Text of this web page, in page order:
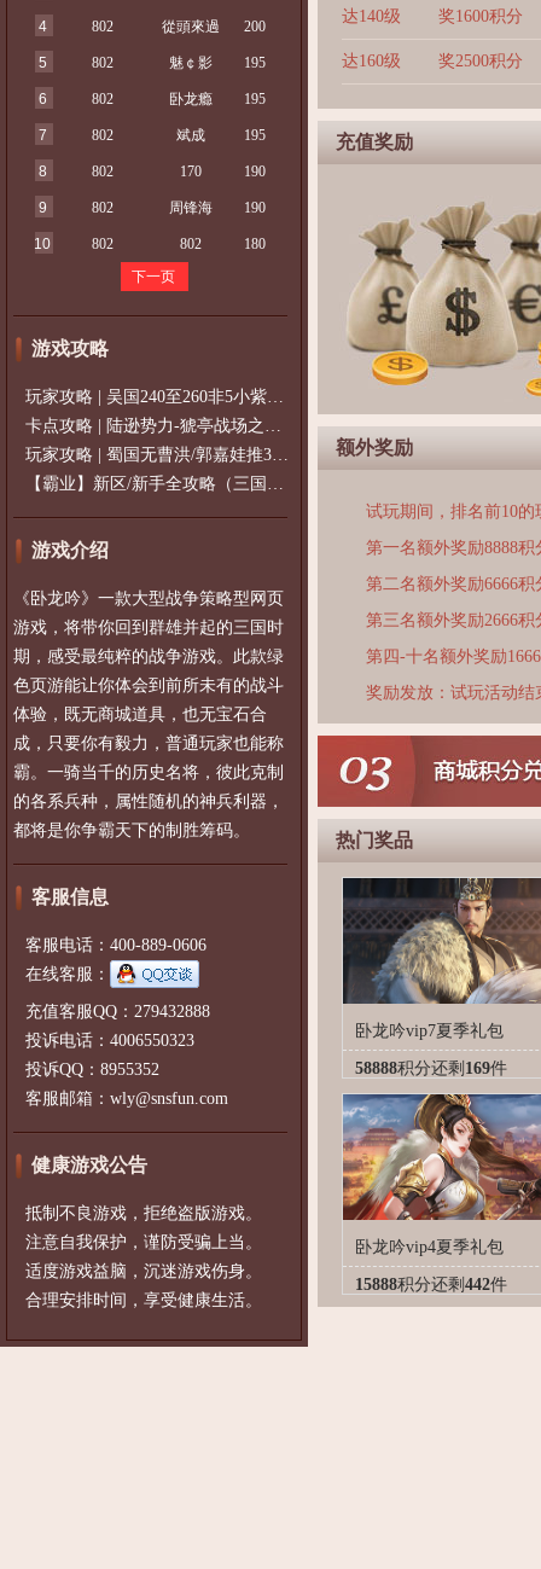
4 802 從頭來過 200
5 802 魅￠影 195
6 802 卧龙瘾 195
7 802 斌成 195
8 802 170 190
9 802 周锋海 190
10 802 802
180
下一页
游戏攻略
玩家攻略 | 吴国240至260非5小紫过策免
卡点攻略 | 陆逊势力-猇亭战场之陆逊
玩家攻略 | 蜀国无曹洪/郭嘉娃推375级，
【霸业】新区/新手全攻略（三国通用）2
游戏介绍
《卧龙吟》一款大型战争策略型网页
游戏，将带你回到群雄并起的三国时
期，感受最纯粹的战争游戏。此款绿
色页游能让你体会到前所未有的战斗
体验，既无商城道具，也无宝石合
成，只要你有毅力，普通玩家也能称
霸。一骑当千的历史名将，彼此克制
的各系兵种，属性随机的神兵利器，
都将是你争霸天下的制胜筹码。
客服信息
客服电话：400-889-0606
在线客服：
充值客服QQ：279432888
投诉电话：4006550323
投诉QQ：8955352
客服邮箱：wly@snsfun.com
健康游戏公告
抵制不良游戏，拒绝盗版游戏。
注意自我保护，谨防受骗上当。
适度游戏益脑，沉迷游戏伤身。
合理安排时间，享受健康生活。
达140级 奖1600积分
达160级 奖2500积分
充值奖励
额外奖励
试玩期间，排名前10
第一名额外奖励8888积
第二名额外奖励6666积
第三名额外奖励2666积
第四-十名额外奖励
奖励发放：试玩活动
热门奖品
卧龙吟vip7夏季礼包
58888积分还剩 169件
卧龙吟vip4夏季礼包
15888积分还剩 442件